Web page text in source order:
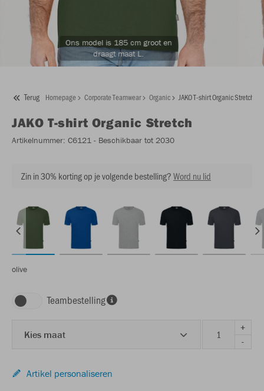
Ons model is 185 cm groot en
draagt maat L.
Terug Homepage Corporate Teamwear Organic JAKO T-shirt Organic Stretch
JAKO T-shirt Organic Stretch
Artikelnummer: C6121 - Beschikbaar tot 2030
Zin in 30% korting op je volgende bestelling?Word nu lid
olive
Teambestelling
Kies maat
+
-
Artikel personaliseren